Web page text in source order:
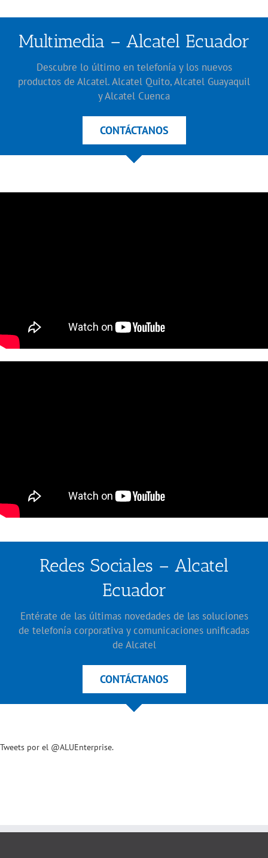
Multimedia – Alcatel Ecuador
Descubre lo último en telefonía y los nuevos
productos de Alcatel. Alcatel Quito, Alcatel Guayaquil
y Alcatel Cuenca
CONTÁCTANOS
Redes Sociales – Alcatel
Ecuador
Entérate de las últimas novedades de las soluciones
de telefonía corporativa y comunicaciones unificadas
de Alcatel
CONTÁCTANOS
Tweets por el @ALUEnterprise.